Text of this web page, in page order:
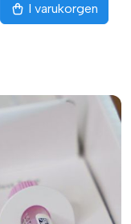
I varukorgen